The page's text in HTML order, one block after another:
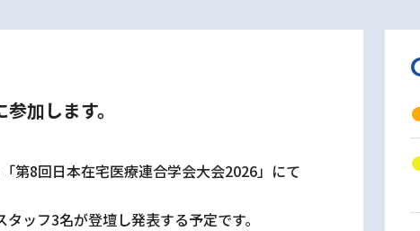
加します。
第8回日本在宅医療連合学会大会2026」にて
ッフ3名が登壇し発表する予定です。